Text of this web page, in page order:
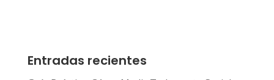
Entradas recientes